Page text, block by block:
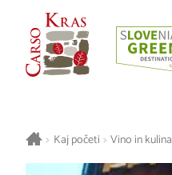
> Kaj početi > Vino in